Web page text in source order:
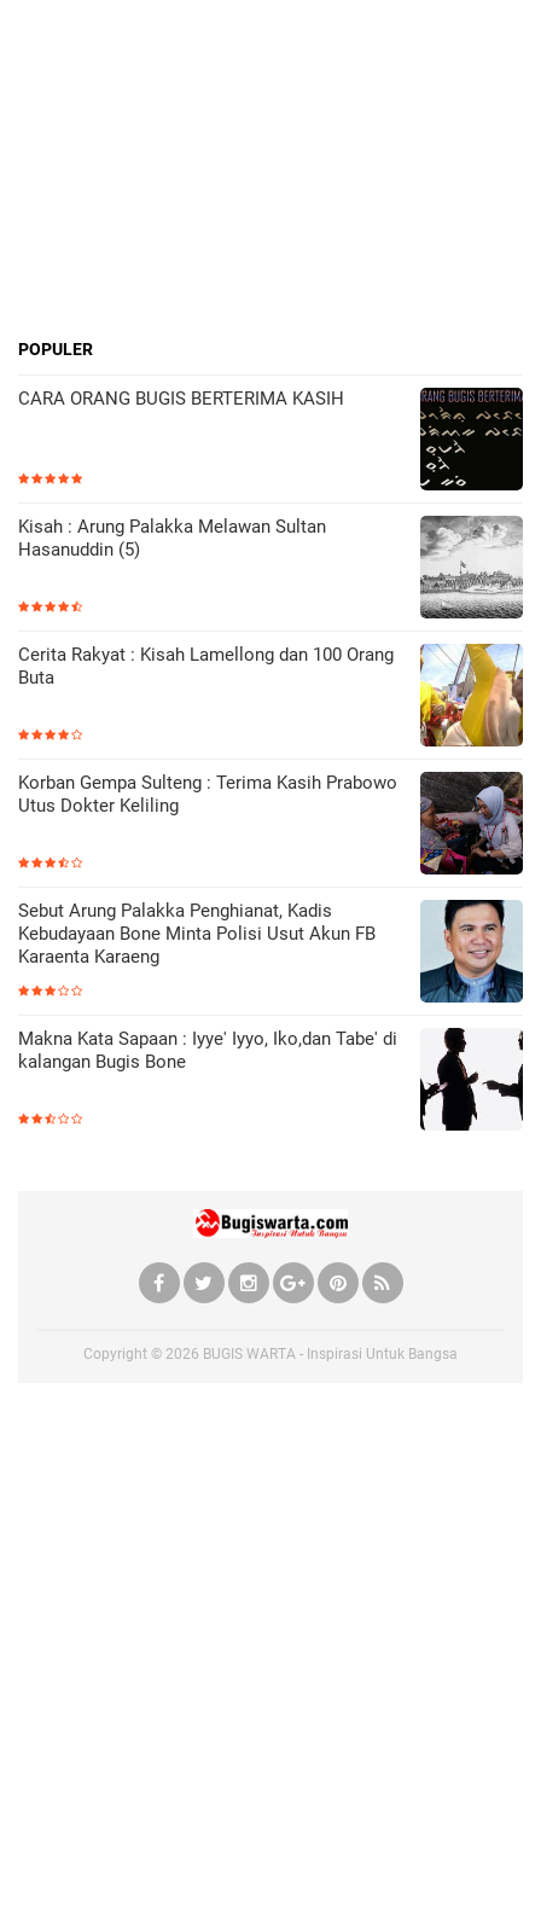
POPULER
CARA ORANG BUGIS BERTERIMA KASIH
Kisah : Arung Palakka Melawan Sultan
Hasanuddin (5)
Cerita Rakyat : Kisah Lamellong dan 100 Orang
Buta
Korban Gempa Sulteng : Terima Kasih Prabowo
Utus Dokter Keliling
Sebut Arung Palakka Penghianat, Kadis
Kebudayaan Bone Minta Polisi Usut Akun FB
Karaenta Karaeng
Makna Kata Sapaan : Iyye' Iyyo, Iko,dan Tabe' di
kalangan Bugis Bone
Copyright © 2026 BUGIS WARTA - Inspirasi Untuk Bangsa